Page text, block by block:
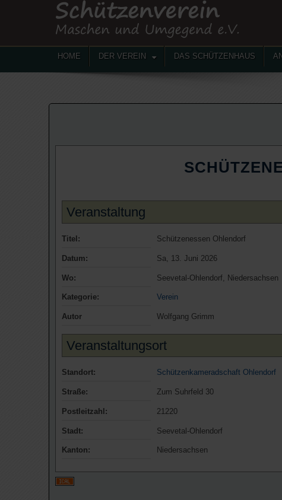
HOME DER VEREIN DAS SCHÜTZENHAUS
Veranstaltung
Titel: Schützenessen Ohlendorf
Datum: Sa, 13. Juni 2026
Wo: Seevetal-Ohlendorf, Niedersachsen
Kategorie: Verein
Autor Wolfgang Grimm
Veranstaltungsort
Standort: Schützenkameradschaft Ohlendorf
Straße: Zum Suhrfeld 30
Postleitzahl: 21220
Stadt: Seevetal-Ohlendorf
Kanton: Niedersachsen